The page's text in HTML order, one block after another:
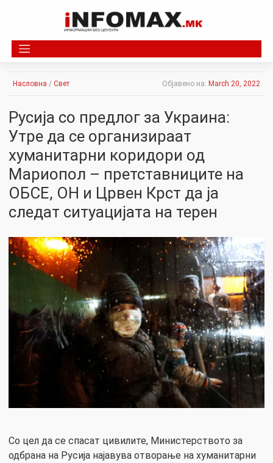
Насловна / Свет Објавено на: March 20, 2022
Русија со предлог за Украина:
Утре да се организираат
хуманитарни коридори од
Мариопол – претставниците на
ОБСЕ, ОН и Црвен Крст да ја
следат ситуацијата на терен
Со цел да се спасат цивилите, Министерството за
одбрана на Русија најавува отворање на хуманитарни